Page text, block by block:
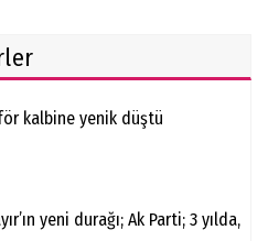
kalbine yenik düştü
yeni durağı; Ak Parti; 3 yılda,